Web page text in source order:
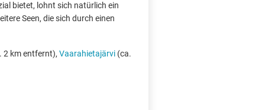
bietet, lohnt sich natürlich ein
Seen, die sich durch einen
2 km entfernt), Vaarahietajärvi (ca.